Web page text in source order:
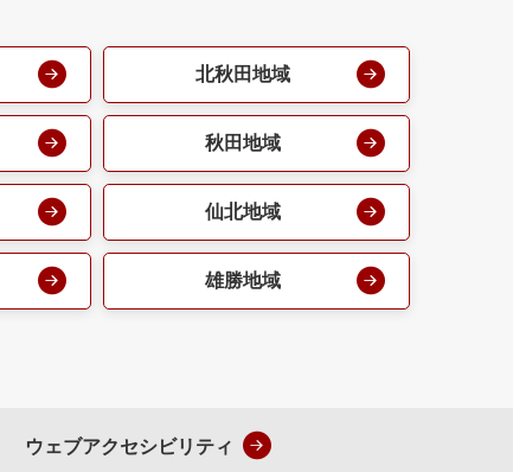
北秋田地域
秋田地域
仙北地域
雄勝地域
ウェブアクセシビリティ